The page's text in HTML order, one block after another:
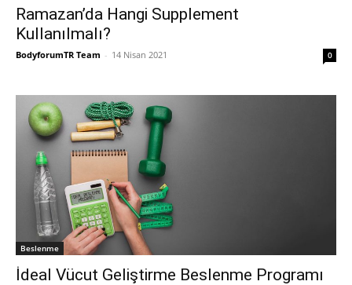
Ramazan’da Hangi Supplement
Kullanılmalı?
BodyforumTR Team - 14 Nisan 2021 0
Beslenme
İdeal Vücut Geliştirme Beslenme Programı